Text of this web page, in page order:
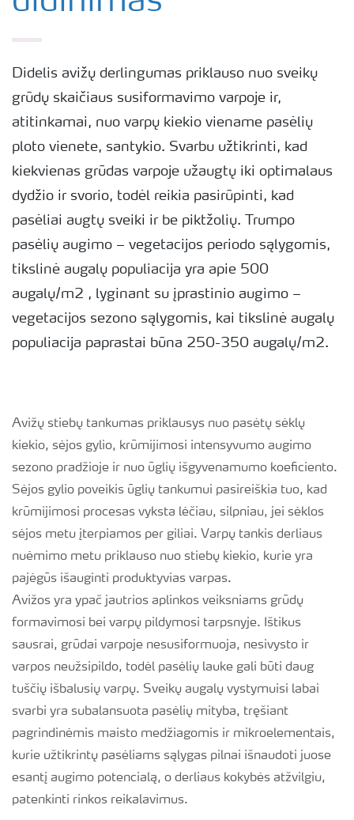
Didelis avižų derlingumas priklauso nuo sveikų
grūdų skaičiaus susiformavimo varpoje ir,
atitinkamai, nuo varpų kiekio viename pasėlių
ploto vienete, santykio. Svarbu užtikrinti, kad
kiekvienas grūdas varpoje užaugtų iki optimalaus
dydžio ir svorio, todėl reikia pasirūpinti, kad
pasėliai augtų sveiki ir be piktžolių. Trumpo
pasėlių augimo – vegetacijos periodo sąlygomis,
tikslinė augalų populiacija yra apie 500
augalų/m2 , lyginant su įprastinio augimo –
vegetacijos sezono sąlygomis, kai tikslinė augalų
populiacija paprastai būna 250-350 augalų/m2.
Avižų stiebų tankumas priklausys nuo pasėtų sėklų
kiekio, sėjos gylio, krūmijimosi intensyvumo augimo
sezono pradžioje ir nuo ūglių išgyvenamumo koeficiento.
Sėjos gylio poveikis ūglių tankumui pasireiškia tuo, kad
krūmijimosi procesas vyksta lėčiau, silpniau, jei sėklos
sėjos metu įterpiamos per giliai. Varpų tankis derliaus
nuėmimo metu priklauso nuo stiebų kiekio, kurie yra
pajėgūs išauginti produktyvias varpas.
Avižos yra ypač jautrios aplinkos veiksniams grūdų
formavimosi bei varpų pildymosi tarpsnyje. Ištikus
sausrai, grūdai varpoje nesusiformuoja, nesivysto ir
varpos neužsipildo, todėl pasėlių lauke gali būti daug
tuščių išbalusių varpų. Sveikų augalų vystymuisi labai
svarbi yra subalansuota pasėlių mityba, tręšiant
pagrindinėmis maisto medžiagomis ir mikroelementais,
kurie užtikrintų pasėliams sąlygas pilnai išnaudoti juose
esantį augimo potencialą, o derliaus kokybės atžvilgiu,
patenkinti rinkos reikalavimus.